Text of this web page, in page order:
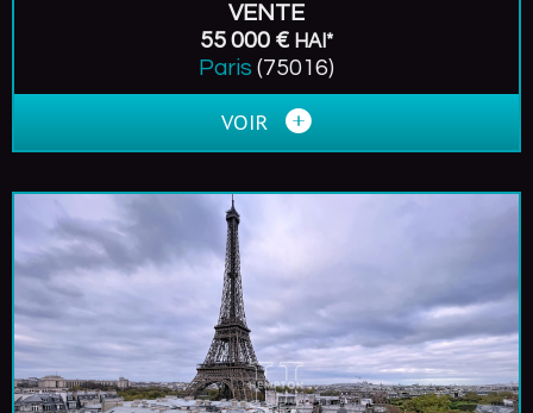
VENTE
55 000 € HAI*
Paris (75016)
VOIR